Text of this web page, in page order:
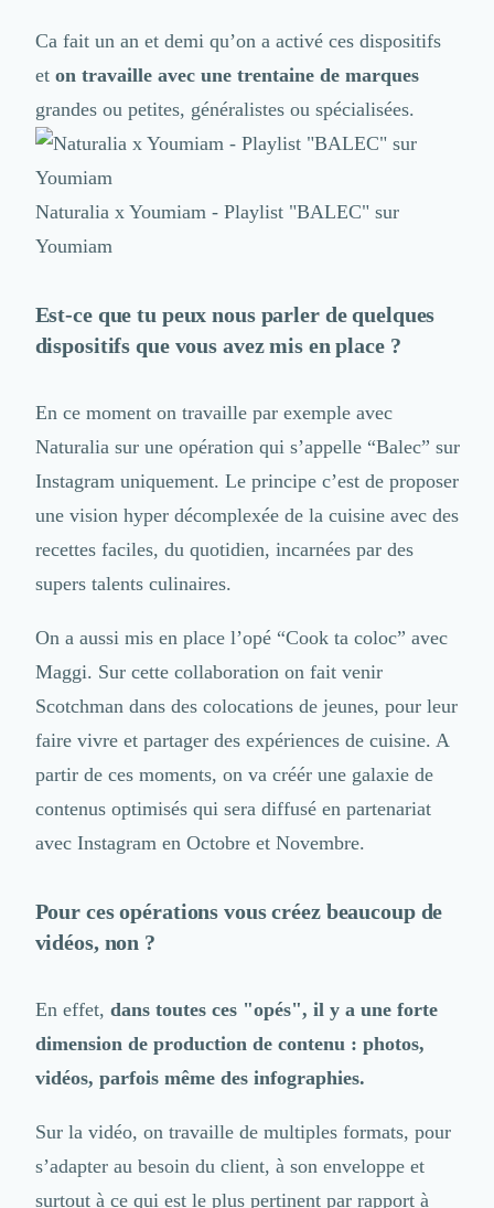
Développement Logiciel
Développement d'Application Mobile
Développement E-commerce
Direction Artistique
Cybersécurité
Intelligence Artificielle (IA)
Réalité Virtuelle (VR)
Impression
Logistique
Traiteur & Restauration
Sourcing et Imports
Office Management
Développement à l'international
Réhabilitation et maintenance
Logiciel PropTech
Courtage en Energie
Désinfection & décontamination
Clubs & Réseaux Professionnels
Espaces de Coworking
Ca fait un an et demi qu’on a activé ces dispositifs
et on travaille avec une trentaine de marques
grandes ou petites, généralistes ou spécialisées.
Naturalia x Youmiam - Playlist "BALEC" sur
Youmiam
Est-ce que tu peux nous parler de quelques
dispositifs que vous avez mis en place ?
En ce moment on travaille par exemple avec
Naturalia sur une opération qui s’appelle “Balec” sur
Instagram uniquement. Le principe c’est de proposer
une vision hyper décomplexée de la cuisine avec des
recettes faciles, du quotidien, incarnées par des
supers talents culinaires.
On a aussi mis en place l’opé “Cook ta coloc” avec
Maggi. Sur cette collaboration on fait venir
Scotchman dans des colocations de jeunes, pour leur
faire vivre et partager des expériences de cuisine. A
partir de ces moments, on va créér une galaxie de
contenus optimisés qui sera diffusé en partenariat
avec Instagram en Octobre et Novembre.
Pour ces opérations vous créez beaucoup de
vidéos, non ?
En effet, dans toutes ces "opés", il y a une forte
dimension de production de contenu : photos,
vidéos, parfois même des infographies.
Sur la vidéo, on travaille de multiples formats, pour
s’adapter au besoin du client, à son enveloppe et
surtout à ce qui est le plus pertinent par rapport à